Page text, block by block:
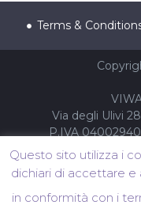
Terms &
Via degli Ulivi
P.IVA
Questo sito utilizza i
dichiari di accettare e
in conformità con i